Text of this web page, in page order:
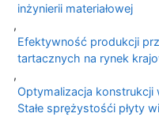
inżynierii materiałowej
,
Efektywność produkcji
tartacznych na rynek
,
Optymalizacja konstrukcji
Stałe sprężystośći płyty